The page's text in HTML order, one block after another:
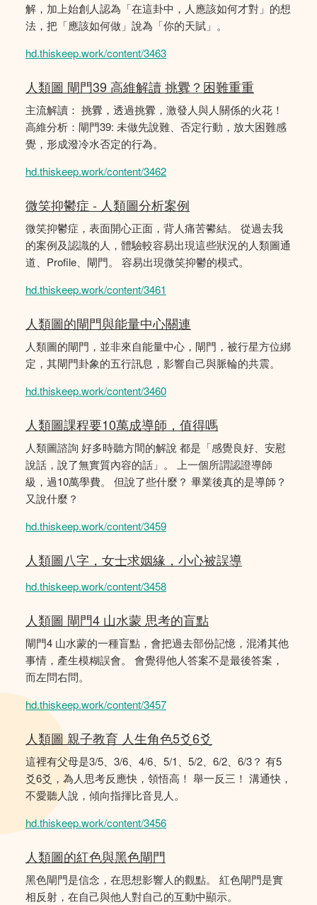
解，加上始創人認為「在這卦中，人應該如何才對」的想
法，把「應該如何做」說為「你的天賦」。
hd.thiskeep.work/content/3463
人類圖 閘門39 高維解讀 挑釁？困難重重
主流解讀： 挑釁，透過挑釁，激發人與人關係的火花！
高維分析：閘門39: 未做先說難、否定行動，放大困難感
覺，形成潑冷水否定的行為。
hd.thiskeep.work/content/3462
微笑抑鬱症 - 人類圖分析案例
微笑抑鬱症，表面開心正面，背人痛苦鬰結。 從過去我
的案例及認識的人，體驗較容易出現這些狀況的人類圖通
道、Profile、閘門。 容易出現微笑抑鬱的模式。
hd.thiskeep.work/content/3461
人類圖的閘門與能量中心關連
人類圖的閘門，並非來自能量中心，閘門，被行星方位綁
定，其閘門卦象的五行訊息，影響自己與脈輪的共震。
hd.thiskeep.work/content/3460
人類圖課程要10萬成導師，值得嗎
人類圖諮詢 好多時聽方間的解說 都是「感覺良好、安慰
說話，說了無實質內容的話」。 上一個所謂認證導師
級，過10萬學費。 但說了些什麼？ 畢業後真的是導師？
又說什麼？
hd.thiskeep.work/content/3459
人類圖八字，女士求姻緣，小心被誤導
hd.thiskeep.work/content/3458
人類圖 閘門4 山水蒙 思考的盲點
閘門4 山水蒙的一種盲點，會把過去部份記憶，混淆其他
事情，產生模糊誤會。 會覺得他人答案不是最後答案，
而左問右問。
hd.thiskeep.work/content/3457
人類圖 親子教育 人生角色5爻6爻
這裡有父母是3/5、3/6、4/6、5/1、5/2、6/2、6/3？ 有5
爻6爻，為人思考反應快，領悟高！ 舉一反三！ 溝通快，
不愛聽人說，傾向指揮比音見人。
hd.thiskeep.work/content/3456
人類圖的紅色與黑色閘門
黑色閘門是信念，在思想影響人的觀點。 紅色閘門是實
相反射，在自己與他人對自己的互動中顯示。